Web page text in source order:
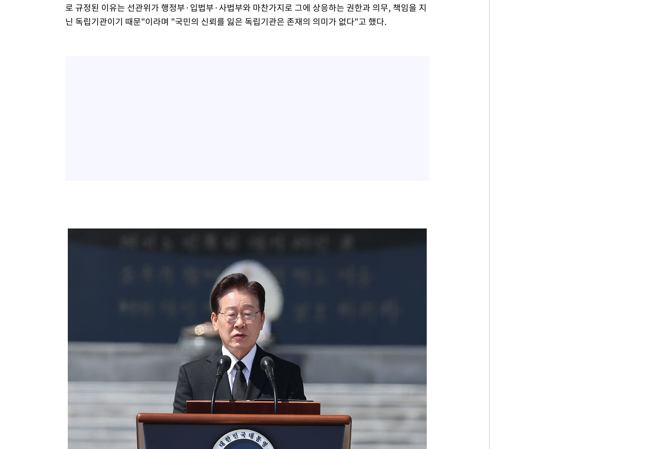
로 규정된 이유는 선관위가 행정부·입법부·사법부와 마찬가지로 그에 상응하는 권한과 의무, 책임을 지
닌 독립기관이기 때문"이라며 "국민의 신뢰를 잃은 독립기관은 존재의 의미가 없다"고 했다.